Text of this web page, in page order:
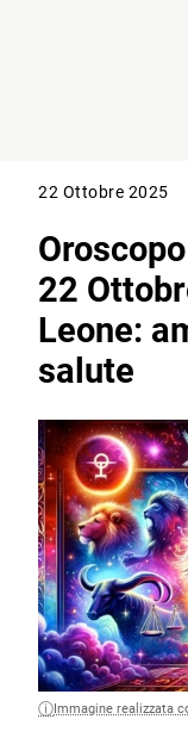
22 Ottobre 2025
22
Leone:
salute
Immagine realizzata